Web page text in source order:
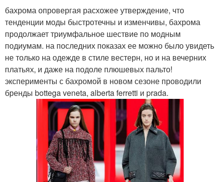
бахрома опровергая расхожее утверждение, что
тенденции моды быстротечны и изменчивы, бахрома
продолжает триумфальное шествие по модным
подиумам. на последних показах ее можно было увидеть
не только на одежде в стиле вестерн, но и на вечерних
платьях, и даже на подоле плюшевых пальто!
эксперименты с бахромой в новом сезоне проводили
бренды bottega veneta, alberta ferretti и prada.